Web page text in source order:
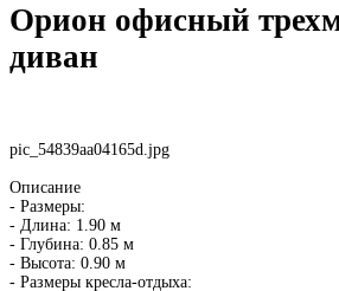
Орион офисный
диван
pic_54839aa04165d.jpg
Описание
- Размеры:
- Длина: 1.90 м
- Глубина: 0.85 м
- Высота: 0.90 м
- Размеры кресла-отдыха: